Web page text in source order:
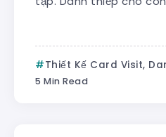
Thiết Kế Card Visit,
5 Min Read